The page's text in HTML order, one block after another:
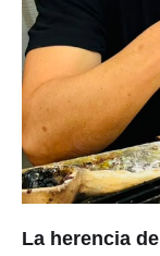
La herencia